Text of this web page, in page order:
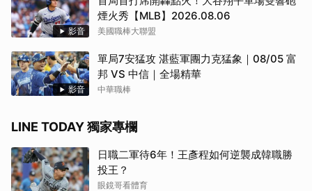
影音
煙火秀【MLB】2026.08.06
美國職棒大聯盟
影音
單局7安猛攻 湛藍軍團力克猛象｜08/05 富
邦 VS 中信｜全場精華
中華職棒
LINE TODAY 獨家專欄
日職二軍待6年！王彥程如何逆襲成韓職勝
投王？
眼鏡哥看體育